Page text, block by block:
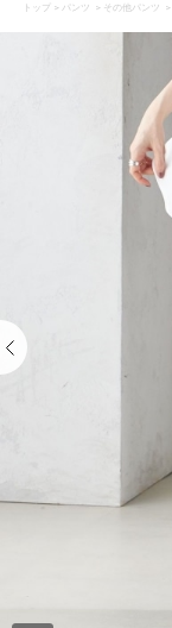
トップ > パンツ > その他パンツ >